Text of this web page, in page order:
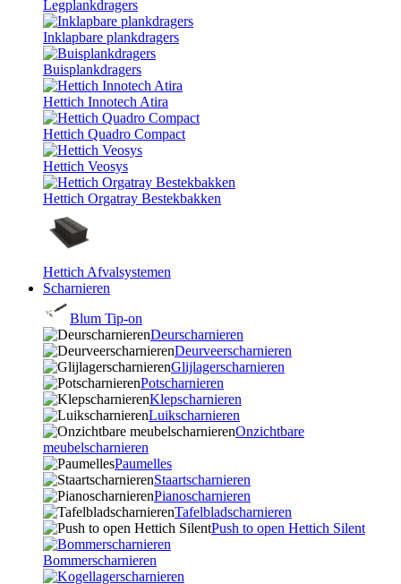
Legplankdragers
Inklapbare plankdragers
Buisplankdragers
Hettich Innotech Atira
Hettich Quadro Compact
Hettich Veosys
Hettich Orgatray Bestekbakken
Hettich Afvalsystemen
Scharnieren
Blum Tip-on
Deurscharnieren
Deurveerscharnieren
Glijlagerscharnieren
Potscharnieren
Klepscharnieren
Luikscharnieren
Onzichtbare
meubelscharnieren
Paumelles
Staartscharnieren
Pianoscharnieren
Tafelbladscharnieren
Push to open Hettich Silent
Bommerscharnieren